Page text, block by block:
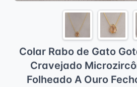
Colar Rabo de Gato
Cravejado
Folheado A Ouro